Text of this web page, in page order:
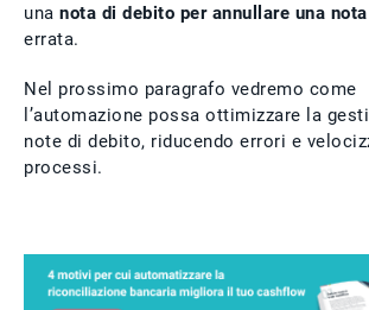
una nota di debito per annullare una
errata.
Nel prossimo paragrafo vedremo come
l’automazione possa ottimizzare la
note di debito, riducendo errori e
processi.